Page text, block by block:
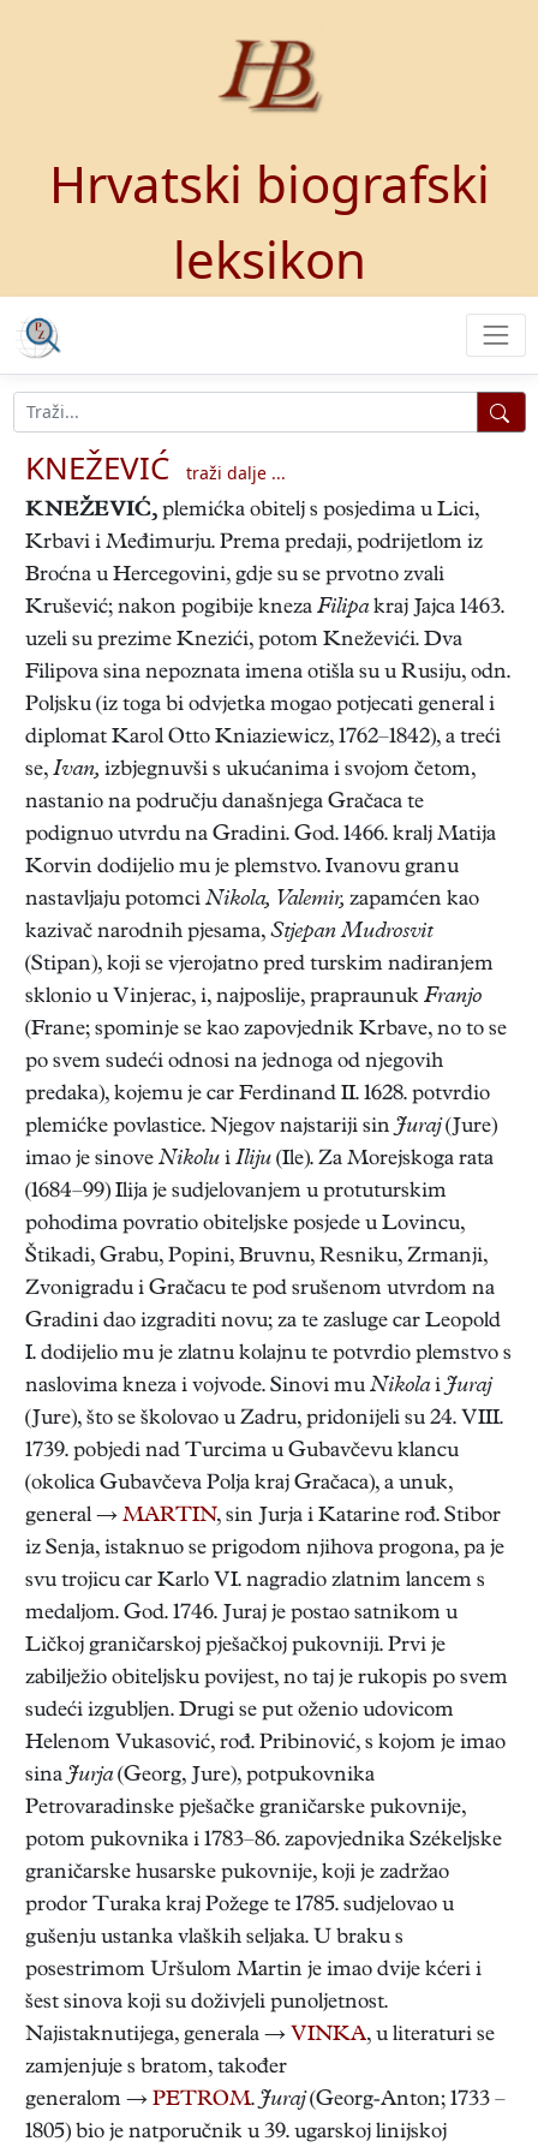
Hrvatski biografski
leksikon
KNEŽEVIĆ
traži dalje ...
KNEŽEVIĆ, plemićka obitelj s posjedima u Lici,
Krbavi i Međimurju. Prema predaji, podrijetlom iz
Broćna u Hercegovini, gdje su se prvotno zvali
Krušević; nakon pogibije kneza Filipakraj Jajca 1463.
uzeli su prezime Knezići, potom Kneževići. Dva
Filipova sina nepoznata imena otišla su u Rusiju, odn.
Poljsku (iz toga bi odvjetka mogao potjecati general i
diplomat Karol Otto Kniaziewicz, 1762–1842), a treći
se, Ivan, izbjegnuvši s ukućanima i svojom četom,
nastanio na području današnjega Gračaca te
podignuo utvrdu na Gradini. God. 1466. kralj Matija
Korvin dodijelio mu je plemstvo. Ivanovu granu
nastavljaju potomci Nikola, Valemir, zapamćen kao
kazivač narodnih pjesama, Stjepan Mudrosvit
(Stipan), koji se vjerojatno pred turskim nadiranjem
sklonio u Vinjerac, i, najposlije, prapraunuk Franjo
(Frane; spominje se kao zapovjednik Krbave, no to se
po svem sudeći odnosi na jednoga od njegovih
predaka), kojemu je car Ferdinand II. 1628. potvrdio
plemićke povlastice. Njegov najstariji sin Juraj(Jure)
imao je sinove Nikolu i Iliju (Ile). Za Morejskoga rata
(1684–99) Ilija je sudjelovanjem u protuturskim
pohodima povratio obiteljske posjede u Lovincu,
Štikadi, Grabu, Popini, Bruvnu, Resniku, Zrmanji,
Zvonigradu i Gračacu te pod srušenom utvrdom na
Gradini dao izgraditi novu; za te zasluge car Leopold
I. dodijelio mu je zlatnu kolajnu te potvrdio plemstvo s
naslovima kneza i vojvode. Sinovi mu Nikolai Juraj
(Jure), što se školovao u Zadru, pridonijeli su 24. VIII.
1739. pobjedi nad Turcima u Gubavčevu klancu
(okolica Gubavčeva Polja kraj Gračaca), a unuk,
general → MARTIN, sin Jurja i Katarine rođ. Stibor
iz Senja, istaknuo se prigodom njihova progona, pa je
svu trojicu car Karlo VI. nagradio zlatnim lancem s
medaljom. God. 1746. Juraj je postao satnikom u
Ličkoj graničarskoj pješačkoj pukovniji. Prvi je
zabilježio obiteljsku povijest, no taj je rukopis po svem
sudeći izgubljen. Drugi se put oženio udovicom
Helenom Vukasović, rođ. Pribinović, s kojom je imao
sina Jurja(Georg, Jure), potpukovnika
Petrovaradinske pješačke graničarske pukovnije,
potom pukovnika i 1783–86. zapovjednika Székeljske
graničarske husarske pukovnije, koji je zadržao
prodor Turaka kraj Požege te 1785. sudjelovao u
gušenju ustanka vlaških seljaka. U braku s
posestrimom Uršulom Martin je imao dvije kćeri i
šest sinova koji su doživjeli punoljetnost.
Najistaknutijega, generala → VINKA, u literaturi se
zamjenjuje s bratom, također
generalom → PETROM. Juraj(Georg-Anton; 1733 –
1805) bio je natporučnik u 39. ugarskoj linijskoj